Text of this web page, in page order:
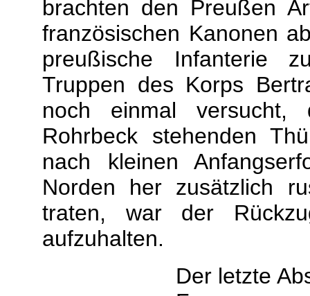
brachten den Preußen
französischen Kanonen
preußische Infanterie
Truppen des Korps
noch einmal versucht,
Rohrbeck stehenden
nach kleinen
Norden her zusätzlich
traten, war der
aufzuhalten.
Der letzte